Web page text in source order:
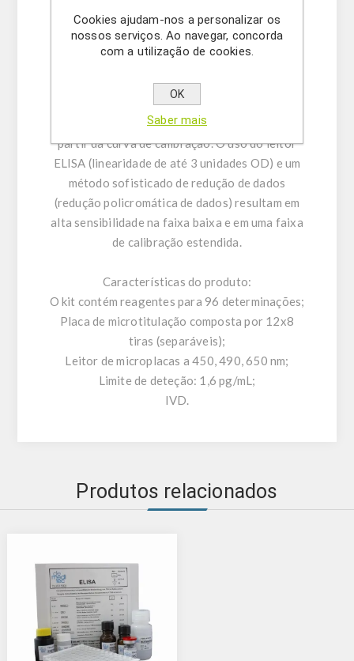
de renovação do substrato é determinada
colorimetricamente pela medição da
concentração de IL-10. Uma curva de
calibração é traçada e a concentração de IL-10
nas amostras é determinada por interpolação a
partir da curva de calibração. O uso do leitor
ELISA (linearidade de até 3 unidades OD) e um
método sofisticado de redução de dados
(redução policromática de dados) resultam em
alta sensibilidade na faixa baixa e em uma faixa
de calibração estendida.
Características do produto:
O kit contém reagentes para 96 ​​determinações;
Placa de microtitulação composta por 12x8
tiras (separáveis);
Leitor de microplacas a 450, 490, 650 nm;
Limite de deteção: 1,6 pg/mL;
IVD.
Produtos relacionados
Cookies ajudam-nos a personalizar os
nossos serviços. Ao navegar, concorda
com a utilização de cookies.
OK
Saber mais